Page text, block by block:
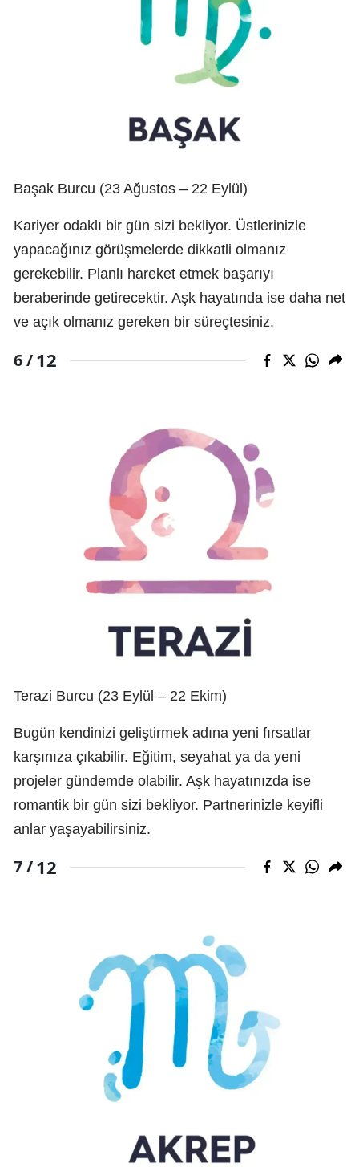
Başak Burcu (23 Ağustos – 22 Eylül)
Kariyer odaklı bir gün sizi bekliyor. Üstlerinizle
yapacağınız görüşmelerde dikkatli olmanız
gerekebilir. Planlı hareket etmek başarıyı
beraberinde getirecektir. Aşk hayatında ise daha net
ve açık olmanız gereken bir süreçtesiniz.
6 /12
Terazi Burcu (23 Eylül – 22 Ekim)
Bugün kendinizi geliştirmek adına yeni fırsatlar
karşınıza çıkabilir. Eğitim, seyahat ya da yeni
projeler gündemde olabilir. Aşk hayatınızda ise
romantik bir gün sizi bekliyor. Partnerinizle keyifli
anlar yaşayabilirsiniz.
7 /12